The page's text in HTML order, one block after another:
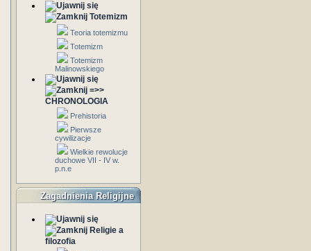
Totemizm
Teoria totemizmu
Totemizm
Totemizm
Malinowskiego
=>>
CHRONOLOGIA
Prehistoria
Pierwsze
cywilizacje
Wielkie rewolucje
duchowe VII - IV w.
p.n.e
Zagadnienia Religijne
Religie a
filozofia